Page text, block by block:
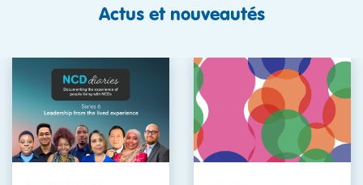
Actus et nouveautés